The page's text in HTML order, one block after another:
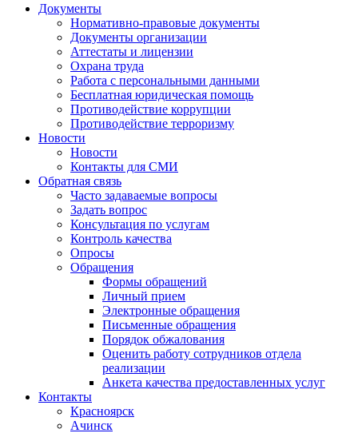
Документы
Нормативно-правовые документы
Документы организации
Аттестаты и лицензии
Охрана труда
Работа с персональными данными
Бесплатная юридическая помощь
Противодействие коррупции
Противодействие терроризму
Новости
Новости
Контакты для СМИ
Обратная связь
Часто задаваемые вопросы
Задать вопрос
Консультация по услугам
Контроль качества
Опросы
Обращения
Формы обращений
Личный прием
Электронные обращения
Письменные обращения
Порядок обжалования
Оценить работу сотрудников отдела
реализации
Анкета качества предоставленных услуг
Контакты
Красноярск
Ачинск